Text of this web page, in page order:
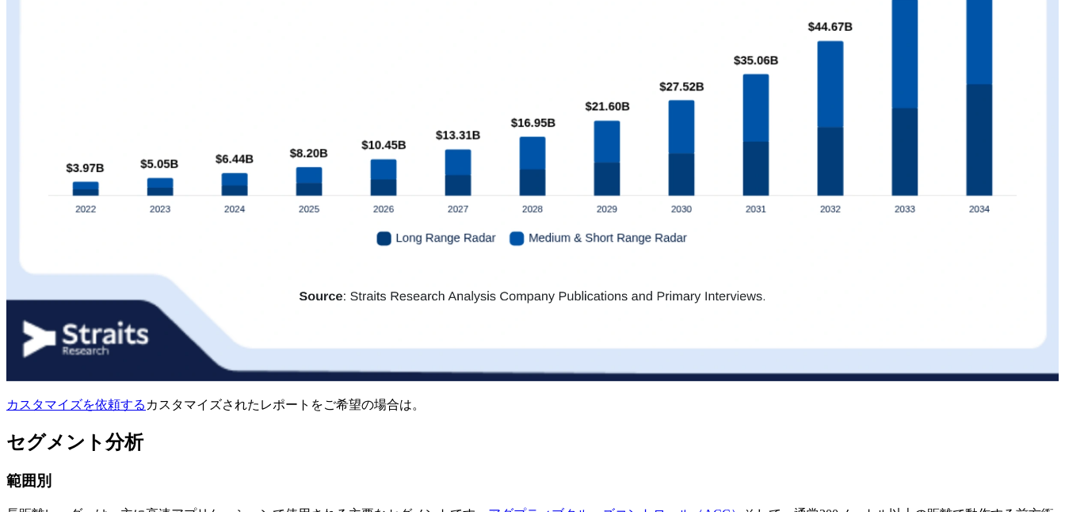
カスタマイズを依頼する カスタマイズされたレポートをご希望の場合は。
セグメント分析
範囲別